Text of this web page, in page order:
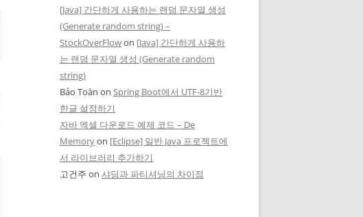
[Java] 간단하게 사용하는 랜덤 문자열 생성
(Generate random string) –
StockOverFlowon [Java] 간단하게 사용하
는 랜덤 문자열 생성 (Generate random
string)
Bảo Toàn on Spring Boot에서 UTF-8기반
한글 설정하기
자바 엑셀 다운로드 예제 코드 – De
Memoryon [Eclipse] 일반 Java 프로젝트에
서 라이브러리 추가하기
고건주 on 샤딩과 파티셔닝의 차이점